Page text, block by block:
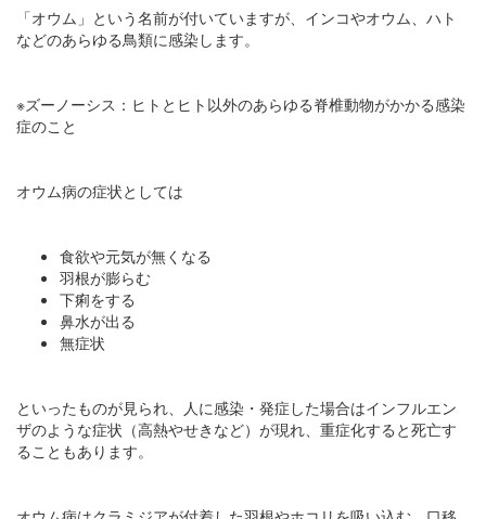
「オウム」という名前が付いていますが、インコやオウム、ハト
などのあらゆる鳥類に感染します。
※ズーノーシス：ヒトとヒト以外のあらゆる脊椎動物がかかる感染
症のこと
オウム病の症状としては
食欲や元気が無くなる
羽根が膨らむ
下痢をする
鼻水が出る
無症状
といったものが見られ、人に感染・発症した場合はインフルエン
ザのような症状（高熱やせきなど）が現れ、重症化すると死亡す
ることもあります。